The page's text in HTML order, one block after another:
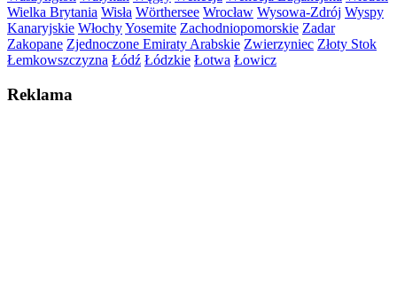
Wielka Brytania Wisła Wörthersee Wrocław Wysowa-Zdrój Wyspy
Kanaryjskie WłochyYosemite Zachodniopomorskie Zadar
Zakopane Zjednoczone Emiraty Arabskie Zwierzyniec Złoty Stok
Łemkowszczyzna Łódź Łódzkie Łotwa Łowicz
Reklama